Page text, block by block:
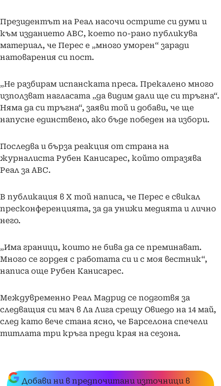
Президентът на Реал насочи острите си думи и
към изданието ABC, което по-рано публикува
материал, че Перес е „много уморен“ заради
натоварения си пост.
„Не разбирам испанската преса. Прекалено много
използват нагласата „да видим дали ще си тръгна“.
Няма да си тръгна“, заяви той и добави, че ще
напусне единствено, ако бъде победен на избори.
Последва и бърза реакция от страна на
журналиста Рубен Канисарес, който отразява
Реал за ABC.
В публикация в X той написа, че Перес е свикал
пресконференцията, за да унижи медията и лично
него.
„Има граници, които не бива да се преминават.
Много се гордея с работата си и с моя вестник“,
написа още Рубен Канисарес.
Междувременно Реал Мадрид се подготвя за
следващия си мач в Ла Лига срещу Овиедо на 14 май,
след като вече стана ясно, че Барселона спечели
титлата три кръга преди края на сезона.
Добави ни в предпочитани източници в